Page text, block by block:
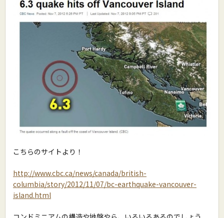
こちらのサイトより！
http://www.cbc.ca/news/canada/british-
columbia/story/2012/11/07/bc-earthquake-vancouver-
island.html